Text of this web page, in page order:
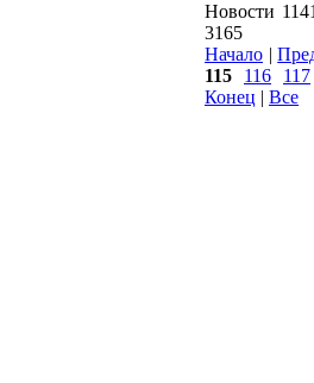
Новости
3165
Начало |
115
116 117
Конец | Все